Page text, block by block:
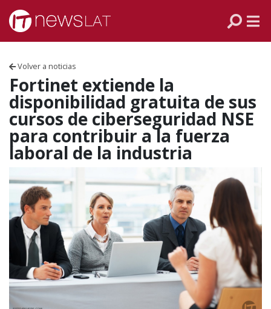
Skip to content
Volver a noticias
Fortinet extiende la
disponibilidad gratuita de sus
cursos de ciberseguridad NSE
para contribuir a la fuerza
laboral de la industria
VENEZUELA
ECUADOR
PERÚ
MÉXICO